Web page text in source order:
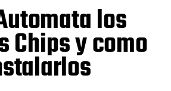
los
Chips y como